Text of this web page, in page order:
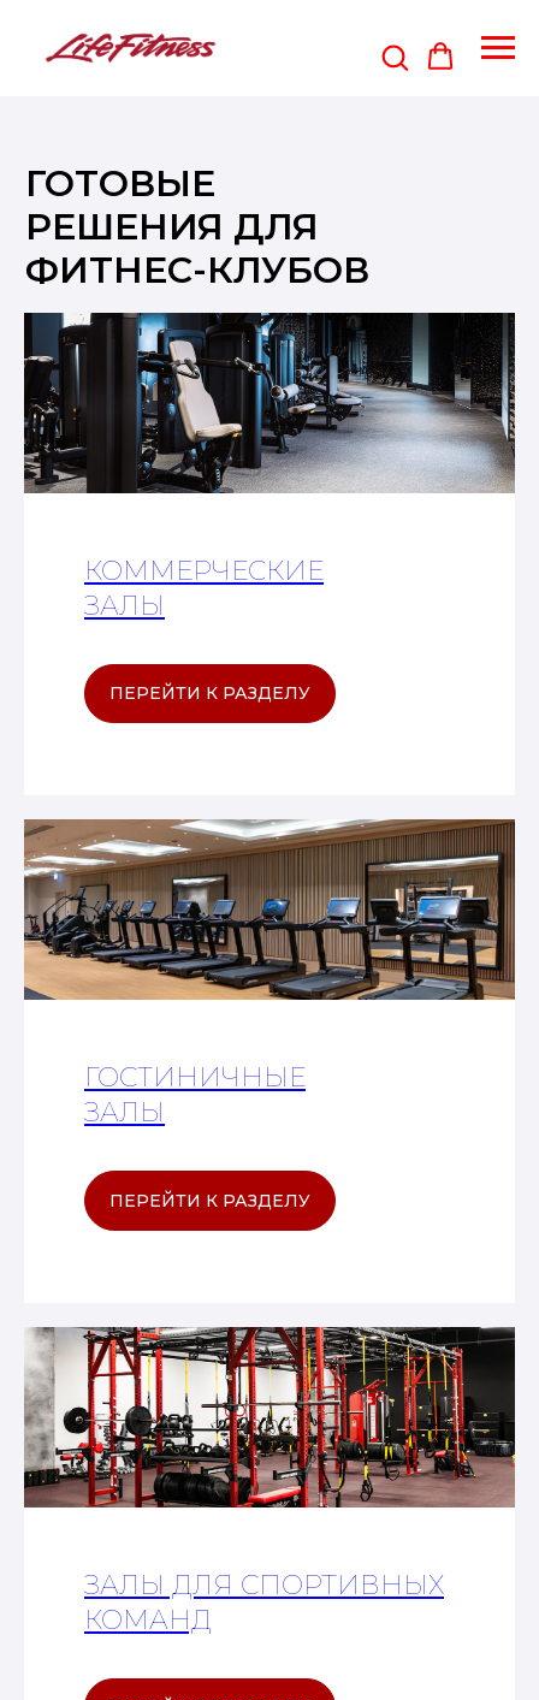
ГОТОВЫЕ
РЕШЕНИЯ ДЛЯ
ФИТНЕС-КЛУБОВ
КОММЕРЧЕСКИЕ
ЗАЛЫ
ПЕРЕЙТИ К РАЗДЕЛУ
ГОСТИНИЧНЫЕ
ЗАЛЫ
ПЕРЕЙТИ К РАЗДЕЛУ
ЗАЛЫ ДЛЯ СПОРТИВНЫХ
КОМАНД